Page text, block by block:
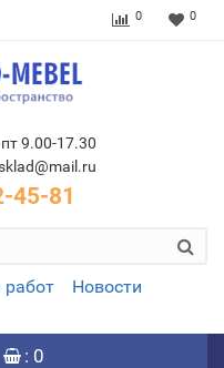
0 0
9.00-17.30
45-81
работ
Новости
: 0